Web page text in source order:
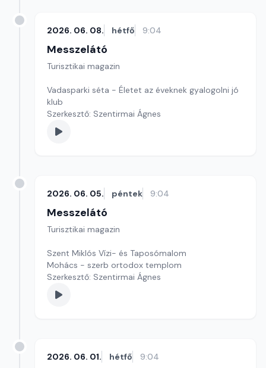
2026. 06. 08. hétfő 9:04
Messzelátó
Turisztikai magazin
Vadasparki séta - Életet az éveknek gyalogolni jó
klub
Szerkesztő: Szentirmai Ágnes
2026. 06. 05. péntek 9:04
Messzelátó
Turisztikai magazin
Szent Miklós Vízi- és Taposómalom
Mohács - szerb ortodox templom
Szerkesztő: Szentirmai Ágnes
2026. 06. 01. hétfő 9:04